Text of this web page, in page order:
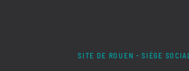
SITE DE ROUEN - SIÈGE SOCIAL